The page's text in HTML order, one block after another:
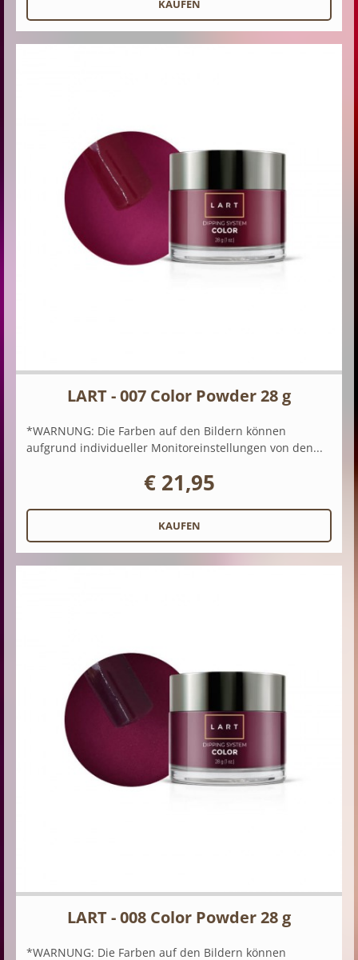
LART - 007 Color Powder 28 g
*WARNUNG: Die Farben auf den Bildern können
aufgrund individueller Monitoreinstellungen von den...
€ 21,95
LART - 008 Color Powder 28 g
*WARNUNG: Die Farben auf den Bildern können